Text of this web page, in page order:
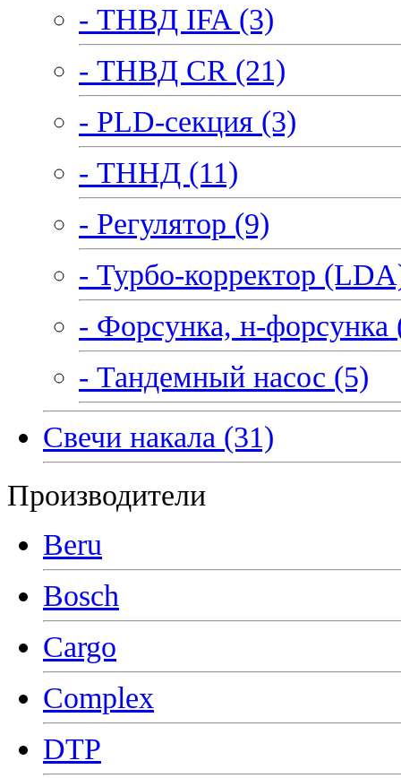
- ТНВД IFA (3)
- ТНВД CR (21)
- PLD-секция (3)
- ТННД (11)
- Регулятор (9)
- Турбо-корректор
- Форсунка, н-форсунка
- Тандемный насос (5)
Свечи накала (31)
Производители
Beru
Bosch
Cargo
Complex
DTP